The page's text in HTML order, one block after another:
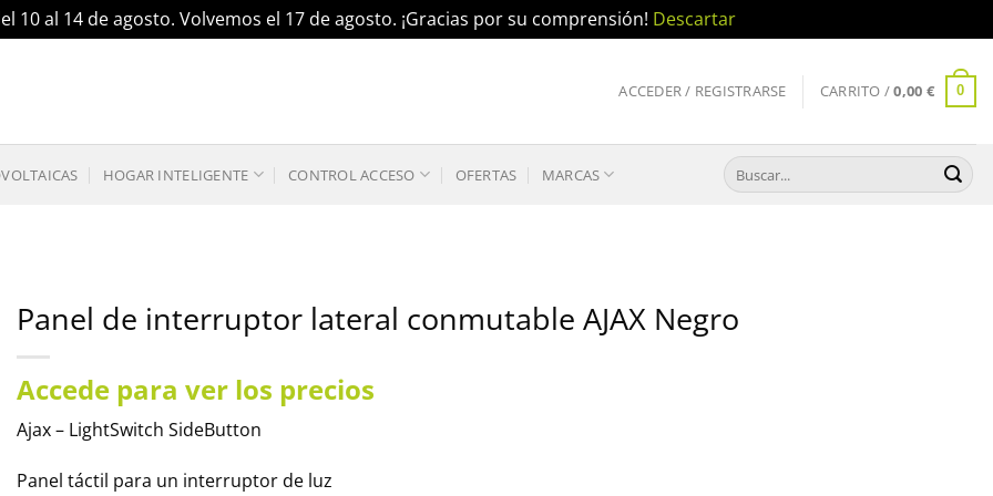
10 al 14 de agosto. Volvemos el 17 de agosto. ¡Gracias por su comprensión! Descartar
ACCEDER / REGISTRARSE CARRITO /0,00 € 0
HOGAR INTELIGENTE CONTROL ACCESO OFERTAS MARCAS
Buscar
por:
Panel de interruptor lateral conmutable AJAX Negro
Accede para ver los precios
Ajax – LightSwitch SideButton
Panel táctil para un interruptor de luz